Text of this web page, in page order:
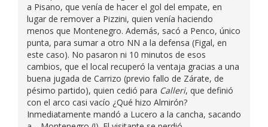
a Pisano, que venía de hacer el gol del empate, en
lugar de remover a Pizzini, quien venía haciendo
menos que Montenegro. Además, sacó a Penco, único
punta, para sumar a otro NN a la defensa (Figal, en
este caso). No pasaron ni 10 minutos de esos
cambios, que el local recuperó la ventaja gracias a una
buena jugada de Carrizo (previo fallo de Zárate, de
pésimo partido), quien cedió para Calleri, que definió
con el arco casi vacío ¿Qué hizo Almirón?
Inmediatamente mandó a Lucero a la cancha, sacando